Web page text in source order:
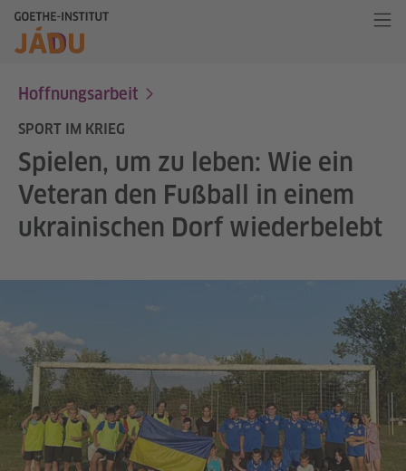
Hoffnungsarbeit
SPORT IM KRIEG
Spielen, um zu leben: Wie ein
Veteran den Fußball in einem
ukrainischen Dorf wiederbelebt